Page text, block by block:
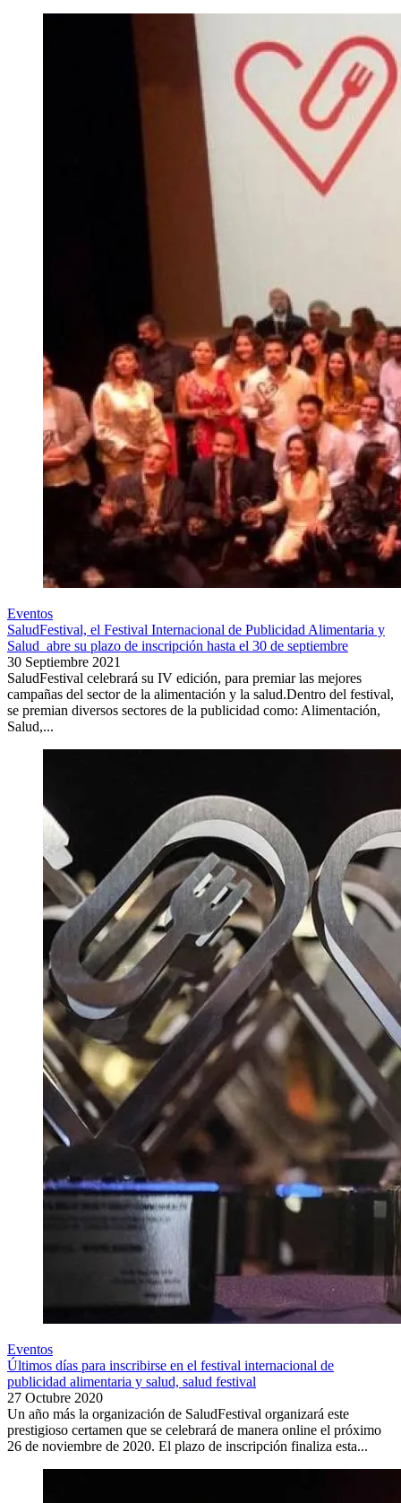
Eventos
SaludFestival, el Festival Internacional de Publicidad Alimentaria y
Salud abre su plazo de inscripción hasta el 30 de septiembre
30 Septiembre 2021
SaludFestival celebrará su IV edición, para premiar las mejores
campañas del sector de la alimentación y la salud.Dentro del festival,
se premian diversos sectores de la publicidad como: Alimentación,
Salud,...
Eventos
Últimos días para inscribirse en el festival internacional de
publicidad alimentaria y salud, salud festival
27 Octubre 2020
Un año más la organización de SaludFestival organizará este
prestigioso certamen que se celebrará de manera online el próximo
26 de noviembre de 2020. El plazo de inscripción finaliza esta...